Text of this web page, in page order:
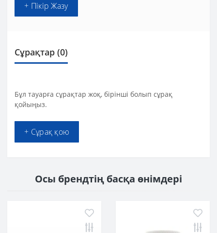
+ Пікір Жазу
Сұрақтар (0)
Бұл тауарға сұрақтар жоқ, бірінші болып сұрақ
қойыңыз.
+ Сұрақ қою
Осы брендтің басқа өнімдері